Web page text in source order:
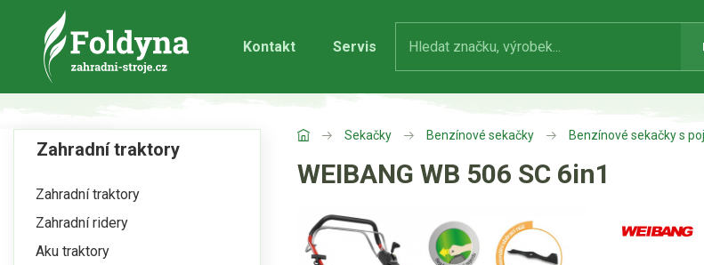
Kontakt Servis
Zahradní traktory
Zahradní traktory
Zahradní ridery
Aku traktory
Sekačky Benzínové sekačky Benzínové sekačky s
WEIBANG WB 506 SC 6in1